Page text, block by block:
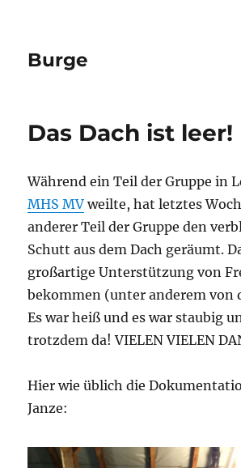
Burge
Das Dach ist leer!
Während ein Teil der Gruppe in
MHS MV weilte, hat letztes
anderer Teil der Gruppe den
Schutt aus dem Dach geräumt.
großartige Unterstützung von
bekommen (unter anderem von
Es war heiß und es war staubig
trotzdem da! VIELEN VIELEN
Hier wie üblich die
Janze: